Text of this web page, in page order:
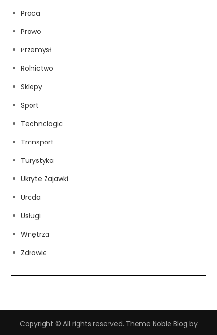
Praca
Prawo
Przemysł
Rolnictwo
Sklepy
Sport
Technologia
Transport
Turystyka
Ukryte Zajawki
Uroda
Usługi
Wnętrza
Zdrowie
Copyright © All rights reserved. Theme Noble Blog by